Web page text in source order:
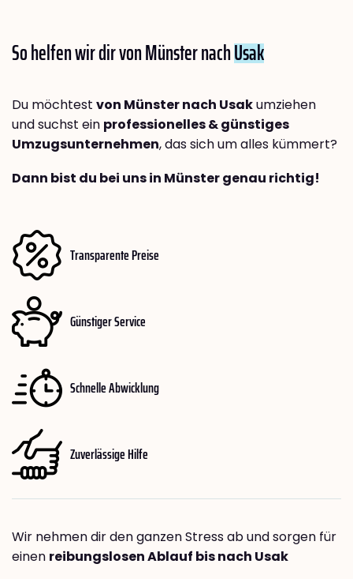
So helfen wir dir von Münster nachUsak
Du möchtest von Münster nach Usakumziehen
und suchst ein professionelles & günstiges
Umzugsunternehmen, das sich um alles kümmert?
Dann bist du bei uns in Münster genau richtig!
Transparente Preise
Günstiger Service
Schnelle Abwicklung
Zuverlässige Hilfe
Wir nehmen dir den ganzen Stress ab und sorgen für
einen reibungslosen Ablauf bis nach Usak